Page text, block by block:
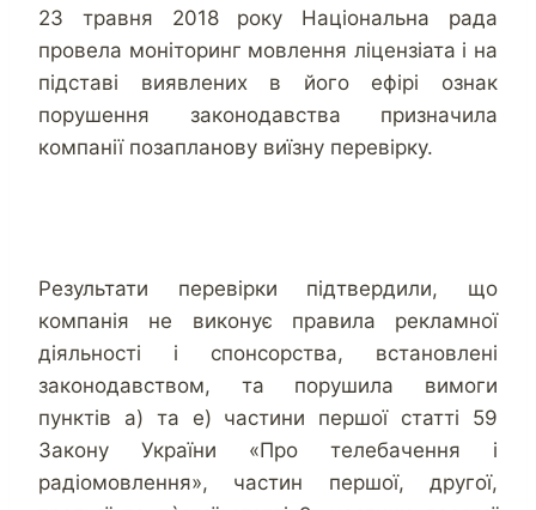
23 травня 2018 року Національна рада
провела моніторинг мовлення ліцензіата і на
підставі виявлених в його ефірі ознак
порушення законодавства призначила
компанії позапланову виїзну перевірку.
Результати перевірки підтвердили, що
компанія не виконує правила рекламної
діяльності і спонсорства, встановлені
законодавством, та порушила вимоги
пунктів а) та е) частини першої статті 59
Закону України «Про телебачення і
радіомовлення», частин першої, другої,